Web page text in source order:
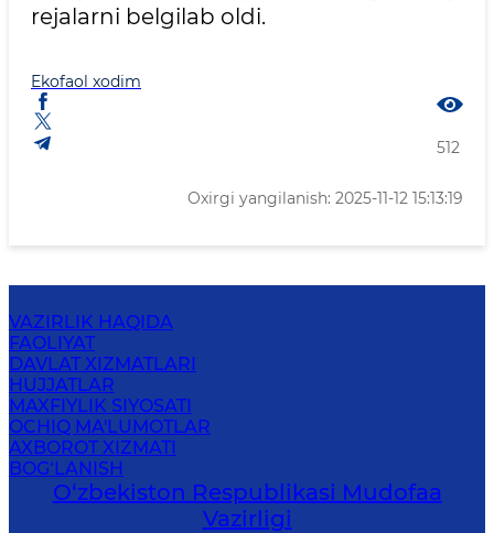
rejalarni belgilab oldi.
Ekofaol xodim
512
Oxirgi yangilanish: 2025-11-12 15:13:19
VAZIRLIK HAQIDA
FAOLIYAT
DAVLAT XIZMATLARI
HUJJATLAR
MAXFIYLIK SIYOSATI
OCHIQ MA'LUMOTLAR
AXBOROT XIZMATI
BOG‘LANISH
O‘zbekiston Respublikasi Mudofaa
Vazirligi